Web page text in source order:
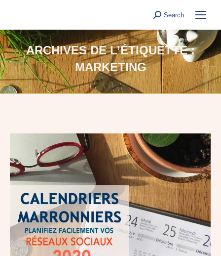
Search:
Search
ARCHIVES DE L’ÉTIQUETTE :
MARKETING